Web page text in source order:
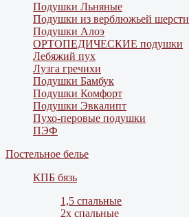
Подушки Льняные
Подушки из верблюжьей шерсти
Подушки Алоэ
ОРТОПЕДИЧЕСКИЕ подушки
Лебяжий пух
Лузга гречихи
Подушки Бамбук
Подушки Комфорт
Подушки Эвкалипт
Пухо-перовые подушки
ПЭФ
Постельное белье
КПБ бязь
1,5 спальные
2х спальные